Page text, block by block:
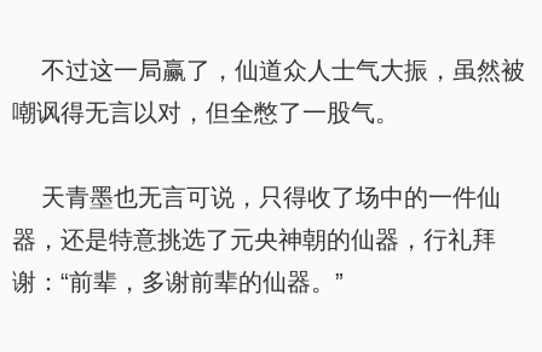
不过这一局赢了，仙道众人士气大振，虽然被
嘲讽得无言以对，但全憋了一股气。
天青墨也无言可说，只得收了场中的一件仙
器，还是特意挑选了元央神朝的仙器，行礼拜
谢：“前辈，多谢前辈的仙器。”